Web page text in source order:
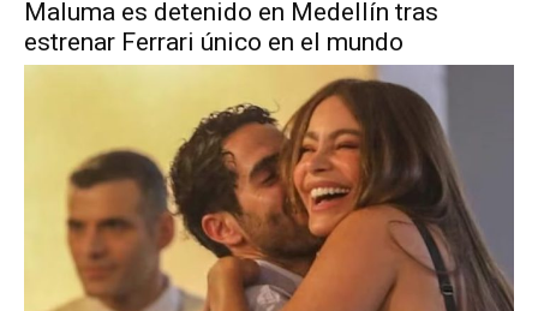
Maluma es detenido en Medellín tras
estrenar Ferrari único en el mundo